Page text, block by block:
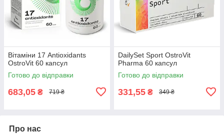
Вітаміни 17 Antioxidants
OstroVit 60 капсул
Готово до відправки
683,05 ₴ 719 ₴
DailySet Sport OstroVit
Pharma 60 капсул
Готово до відправки
331,55 ₴ 349 ₴
Про нас